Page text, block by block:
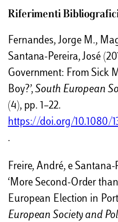
Riferimenti
Fernandes, Jorge M.,
Santana-Pereira, José
Government: From Sick
Boy?’,South European
(4), pp. 1–22.
https://doi.org/10.1080/
.
Freire, André, e Santana-
‘More Second-Order
European Election in
European Society and